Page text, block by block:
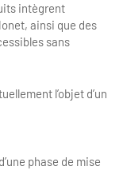
intègrent
ainsi que des
sans
l’objet d’un
phase de mise